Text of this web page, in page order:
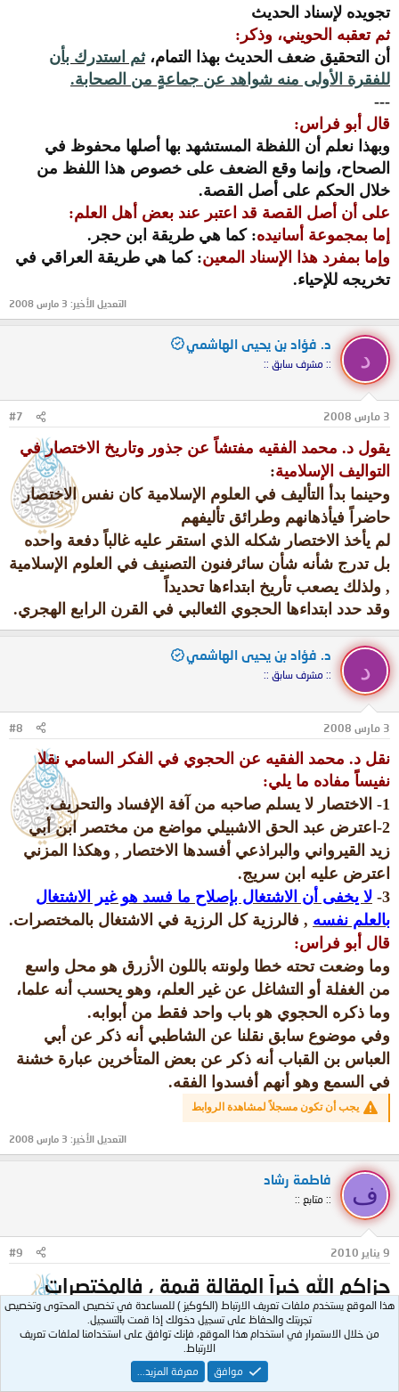
تجويده لإسناد الحديث
ثم تعقبه الحويني، وذكر:
أن التحقيق ضعف الحديث بهذا التمام،ثم استدرك بأن
للفقرة الأولى منه شواهد عن جماعةٍ من الصحابة.
---
قال أبو فراس:
وبهذا نعلم أن اللفظة المستشهد بها أصلها محفوظ في
الصحاح، وإنما وقع الضعف على خصوص هذا اللفظ من
خلال الحكم على أصل القصة.
على أن أصل القصة قد اعتبر عند بعض أهل العلم:
إما بمجموعة أسانيده: كما هي طريقة ابن حجر.
وإما بمفرد هذا الإسناد المعين: كما هي طريقة العراقي في
تخريجه للإحياء.
التعديل الأخير: 3 مارس 2008
د
د. فؤاد بن يحيى الهاشمي
:: مشرف سابق ::
3 مارس 2008 #7
يقول د. محمد الفقيه مفتشاً عن جذور وتاريخ الاختصار في
التواليف الإسلامية:
وحينما بدأ التأليف في العلوم الإسلامية كان نفس الاختصار
حاضراً فيأذهانهم وطرائق تأليفهم
لم يأخذ الاختصار شكله الذي استقر عليه غالباً دفعة واحده
بل تدرج شأنه شأن سائر فنون التصنيف في العلوم الإسلامية
, ولذلك يصعب تأريخ ابتداءها تحديداً
وقد حدد ابتداءها الحجوي الثعالبي في القرن الرابع الهجري.
د
د. فؤاد بن يحيى الهاشمي
:: مشرف سابق ::
3 مارس 2008 #8
نقل د. محمد الفقيه عن الحجوي في الفكر السامي نقلا
نفيساًَ مفاده ما يلي:
1- الاختصار لا يسلم صاحبه من آفة الإفساد والتحريف.
2-اعترض عبد الحق الاشبيلي
مواضع من مختصر ابن أبي
زيد القيرواني والبراذعي أفسدها الاختصار , وهكذا المزني
اعترض عليه ابن سريج.
3- لا يخفى أن الاشتغال بإصلاح ما فسد هو غير الاشتغال
بالعلم نفسه , فالرزية كل الرزية في الاشتغال بالمختصرات.
قال أبو فراس:
وما وضعت تحته خطا ولونته باللون الأزرق هو محل واسع
من الغفلة أو التشاغل عن غير العلم، وهو يحسب أنه علما،
وما ذكره الحجوي هو باب واحد فقط من أبوابه.
وفي موضوع سابق نقلنا عن الشاطبي أنه ذكر عن أبي
العباس بن القباب أنه ذكر عن بعض المتأخرين عبارة خشنة
في السمع وهو أنهم أفسدوا الفقه.
يجب أن تكون مسجلاً لمشاهدة الروابط
التعديل الأخير: 3 مارس 2008
ف
فاطمة رشاد
:: متابع ::
9 يناير 2010 #9
جزاكم الله خيراً المقالة قيمة ، فالمختصرات
هي لتحصيل الفائدة في صورة موجزة ، فهي
أشبه بالوجبات السريعة ، تسد جوعك بسرعة
لكن الإكثار منها والاعتماد عليها كليا مضر.
هذا الموقع يستخدم ملفات تعريف الارتباط (الكوكيز ) للمساعدة في تخصيص المحتوى وتخصيص
تجربتك والحفاظ على تسجيل دخولك إذا قمت بالتسجيل.
من خلال الاستمرار في استخدام هذا الموقع، فإنك توافق على استخدامنا لملفات تعريف
الارتباط.
موافق
معرفة المزيد...